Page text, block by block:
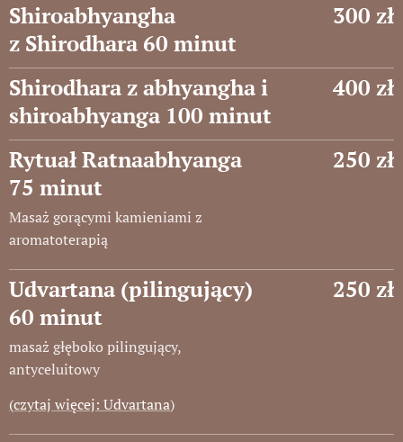
Shiroabhyangha
z Shirodhara 60 minut
300 zł
Shirodhara z abhyangha i
shiroabhyanga 100 minut
400 zł
Rytuał Ratnaabhyanga
75 minut
Masaż gorącymi kamieniami z
aromatoterapią
250 zł
Udvartana (pilingujący)
60 minut
masaż głęboko pilingujący,
antyceluitowy
(czytaj więcej: Udvartana)
250 zł